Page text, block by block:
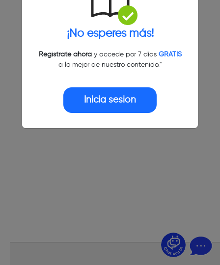
¡No esperes más!
Regístrate ahoray accede por 7 días GRATIS
a lo mejor de nuestro contenido."
Inicia sesión